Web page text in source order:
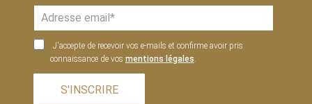
J'accepte de recevoir vos e-mails et confirme avoir pris
connaissance de vos mentions légales.
S'INSCRIRE